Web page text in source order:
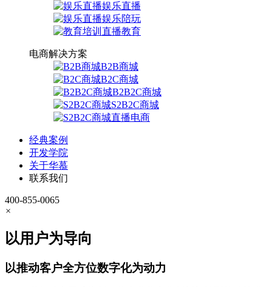
娱乐直播
娱乐陪玩
直播教育
电商解决方案
B2B商城
B2C商城
B2B2C商城
S2B2C商城
直播电商
经典案例
开发学院
关于华慕
联系我们
400-855-0065
×
以用户为导向
以推动客户全方位数字化为动力